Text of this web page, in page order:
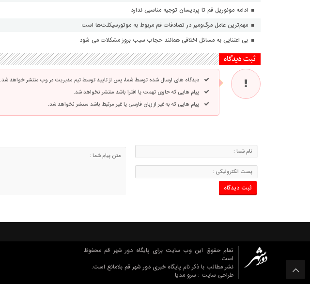
ادامه مونوریل قم تا پردیسان توجیه مناسبی ندارد
مهم‌ترین عامل مرگ‌ومیر در تصادفات قم مربوط به موتورسیکلت‌ها است
بی اعتنایی به مسائل اخلاقی همانند حجاب سبب بروز مشکلات می شود
ثبت دیدگاه
دیدگاه های ارسال شده توسط شما، پس از تایید توسط تیم مدیریت در وب منتشر خواهد شد.
پیام هایی که حاوی تهمت یا افترا باشد منتشر نخواهد شد.
پیام هایی که به غیر از زبان فارسی یا غیر مرتبط باشد منتشر نخواهد شد.
تمام حقوق این وب سایت برای پایگاه دور شهر قم محفوظ
است.
نشر مطالب با ذکر نام پایگاه خبری دور شهر قم بلامانع است.
طراحی سایت : سرو مدیا